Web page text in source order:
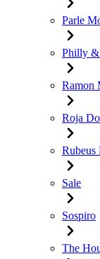
Parle
Philly
Ramon
Roja
Rubeus
Sale
Sospiro
The